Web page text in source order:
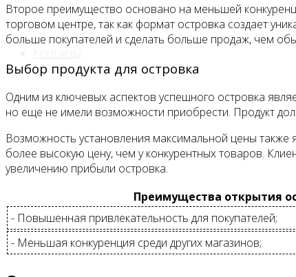
Второе преимущество основано на меньшей
торговом центре, так как формат островка создает
больше покупателей и сделать больше продаж, чем
Выбор продукта для островка
Одним из ключевых аспектов успешного островка
но еще не имели возможности приобрести. Продукт
Возможность установления максимальной цены также
более высокую цену, чем у конкурентных товаров.
увеличению прибыли островка.
Преимущества открытия
- Повышенная привлекательность для покупателей;
- Меньшая конкуренция среди других магазинов;